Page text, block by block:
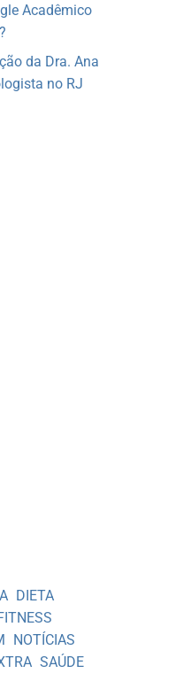
Acadêmico
da Dra. Ana
no RJ
DIETA
NOTÍCIAS
SAÚDE